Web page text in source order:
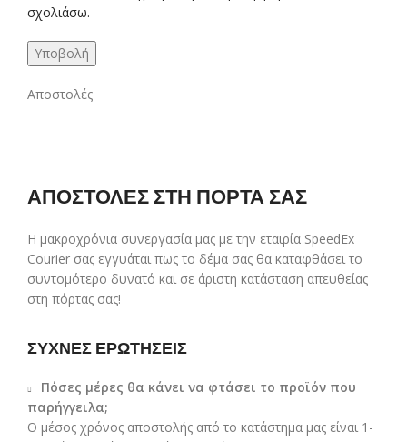
σχολιάσω.
Αποστολές
ΑΠΟΣΤΟΛΕΣ ΣΤΗ ΠΟΡΤΑ ΣΑΣ
Η μακροχρόνια συνεργασία μας με την εταιρία SpeedEx
Courier σας εγγυάται πως το δέμα σας θα καταφθάσει το
συντομότερο δυνατό και σε άριστη κατάσταση απευθείας
στη πόρτας σας!
ΣΥΧΝΕΣ ΕΡΩΤΗΣΕΙΣ
Πόσες μέρες θα κάνει να φτάσει το προϊόν που
παρήγγειλα;
Ο μέσος χρόνος αποστολής από το κατάστημα μας είναι 1-